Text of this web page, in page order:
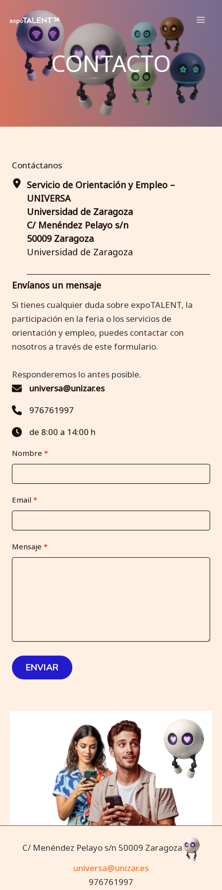
contenido
CONTACTO
Contáctanos
Servicio de Orientación y Empleo –
UNIVERSA
Universidad de Zaragoza
C/ Menéndez Pelayo s/n
50009 Zaragoza
Universidad de Zaragoza
Envíanos un mensaje
Si tienes cualquier duda sobre expoTALENT, la
participación en la feria o los servicios de
orientación y empleo, puedes contactar con
nosotros a través de este formulario.
Responderemos lo antes posible.
universa@unizar.es
976761997
de 8:00 a 14:00 h
Nombre
Email
Mensaje
ENVIAR
C/ Menéndez Pelayo s/n 50009 Zaragoza
universa@unizar.es
976761997